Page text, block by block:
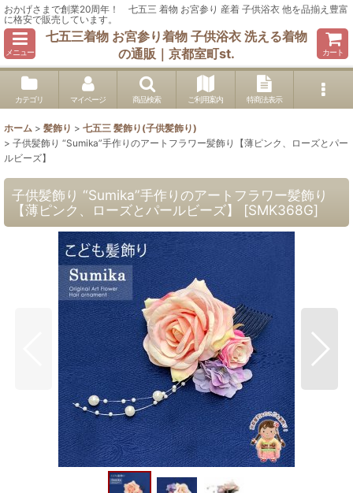
おかげさまで創業20周年！ 七五三 着物 お宮参り 産着 子供浴衣 他を品揃え豊富
に格安で販売しています。
メニュー
七五三着物 お宮参り着物 子供浴衣 洗える着物
の通販｜京都室町st.
カート
カテゴリ マイページ 商品検索 ご利用案内 特商法表示
ホーム > 髪飾り > 七五三 髪飾り(子供髪飾り)
> 子供髪飾り “Sumika”手作りのアートフラワー髪飾り【薄ピンク、ローズとパー
ルビーズ】
子供髪飾り “Sumika”手作りのアートフラワー髪飾り
【薄ピンク、ローズとパールビーズ】
[SMK368G]